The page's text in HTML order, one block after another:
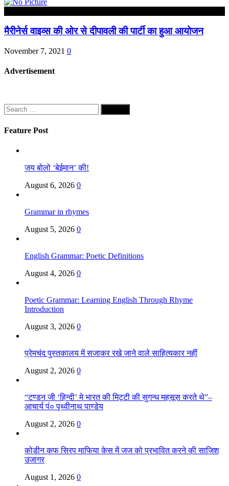
मैरीनेर्स वाइव्स की ओर से दीपावली की पार्टी का हुआ आयोजन
November 7, 2021 0
Advertisement
Search
for:
Feature Post
जय बोलो ‘बेईमान’ की!
August 6, 2026 0
Grammar in rhymes
August 5, 2026 0
English Grammar: Poetic Definitions
August 4, 2026 0
Poetic Grammar: Learning English Through Rhyme
Introduction
August 3, 2026 0
प्रेमचंद पुस्तकालय में सजाकर रखे जाने वाले साहित्यकार नहीं
August 2, 2026 0
“टण्डन जी ‘हिन्दी’ मे भारत की मिट्टी की सुगन्ध महसूस करते थे”–
आचार्य पं० पृथ्वीनाथ पाण्डेय
August 2, 2026 0
कोडीन कफ सिरप माफिया केस में जज को प्रभावित करने की साजिश
उजागर
August 1, 2026 0